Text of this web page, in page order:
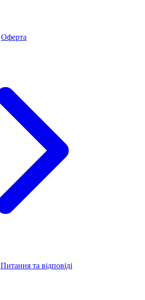
Оферта
Питання та відповіді